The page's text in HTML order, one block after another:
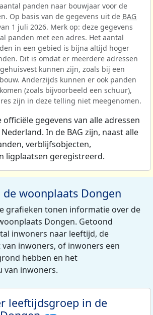
panden naar bouwjaar voor de
Op basis van de gegevens uit de BAG
1 juli 2026. Merk op: deze gegevens
panden met een adres. Het aantal
in een gebied is bijna altijd hoger
Dit is omdat er meerdere adressen
kunnen zijn, zoals bij een
Anderzijds kunnen er ook panden
(zoals bijvoorbeeld een schuur),
zijn in deze telling niet meegenomen.
officiële gegevens van alle adressen
In de BAG zijn, naast alle
verblijfsobjecten,
ligplaatsen geregistreerd.
woonplaats Dongen
grafieken tonen informatie over de
Dongen. Getoond
inwoners naar leeftijd, de
inwoners, of inwoners een
hebben en het
van inwoners.
leeftijdsgroep in de